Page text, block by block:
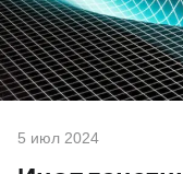
5 июл 2024